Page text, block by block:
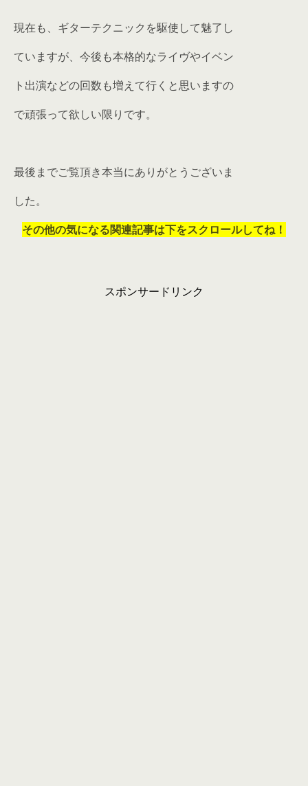
現在も、ギターテクニックを駆使して魅了し
ていますが、今後も本格的なライヴやイベン
ト出演などの回数も増えて行くと思いますの
で頑張って欲しい限りです。
最後までご覧頂き本当にありがとうございま
した。
その他の気になる関連記事は下をスクロールしてね！
スポンサードリンク